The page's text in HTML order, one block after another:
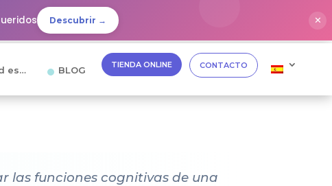
Descubrir → ✕
es… BLOG TIENDA ONLINE CONTACTO
las funciones cognitivas de una